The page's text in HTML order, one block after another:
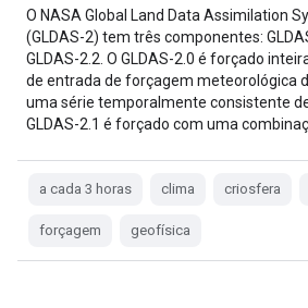
O NASA Global Land Data Assimilation
(GLDAS-2) tem três componentes:
GLDAS-2.2. O GLDAS-2.0 é forçado
de entrada de forçagem meteorológica
uma série temporalmente consistente
GLDAS-2.1 é forçado com uma
a cada 3 horas clima criosfera
forçagem geofísica